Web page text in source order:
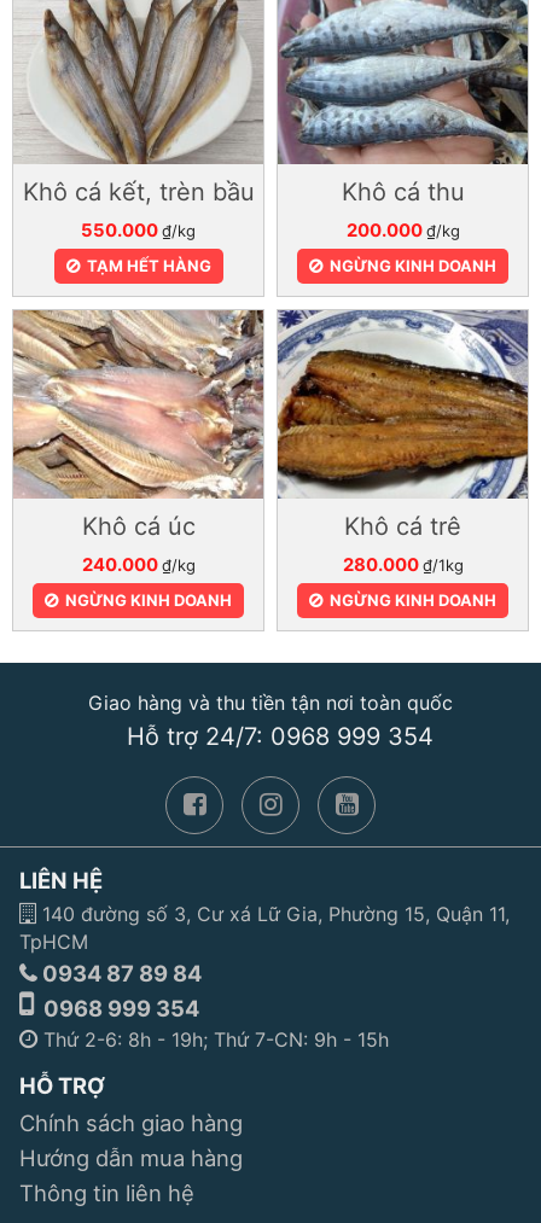
Khô cá kết, trèn bầu
550.000₫/kg
TẠM HẾT HÀNG
Khô cá thu
200.000 ₫/kg
NGỪNG KINH DOANH
Khô cá úc
240.000 ₫/kg
NGỪNG KINH DOANH
Khô cá trê
280.000 ₫/1kg
NGỪNG KINH DOANH
Giao hàng và thu tiền tận nơi toàn quốc
Hỗ trợ 24/7: 0968 999 354
LIÊN HỆ
140 đường số 3, Cư xá Lữ Gia, Phường 15, Quận 11,
TpHCM
0934 87 89 84
0968 999 354
Thứ 2-6: 8h - 19h; Thứ 7-CN: 9h - 15h
HỖ TRỢ
Chính sách giao hàng
Hướng dẫn mua hàng
Thông tin liên hệ